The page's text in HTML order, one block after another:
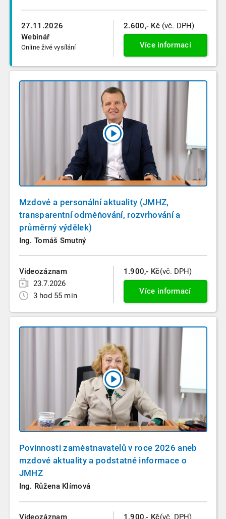
27.11.2026
Webinář
Online živé vysílání
2.600,- Kč (vč. DPH)
Více informací
Mzdové a personální aktuality (JMHZ,
transparentní odměňování, rozvrhování a
průměrný výdělek)
Ing. Tomáš Smutný
Videozáznam
23.7.2026
3 hod 55 min
1.900,- Kč(vč. DPH)
Více informací
Povinnosti zaměstnavatelů v roce 2026 aneb
mzdové aktuality a podstatné informace o
JMHZ
Ing. Růžena Klímová
Videozáznam 1.900,- Kč(vč. DPH)